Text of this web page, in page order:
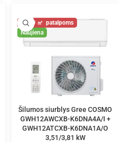
40
Naujiena
Šilumos siurblys Gree COSMO
GWH12AWCXB-K6DNA4A/I +
GWH12ATCXB-K6DNA1A/O
3,51/3,81 kW